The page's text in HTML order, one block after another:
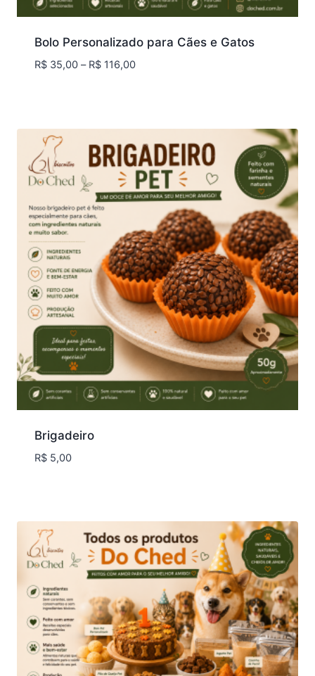
Bolo Personalizado para Cães e Gatos
R$35,00 – R$116,00Faixa
através
R$ 116,00
Brigadeiro
R$5,00